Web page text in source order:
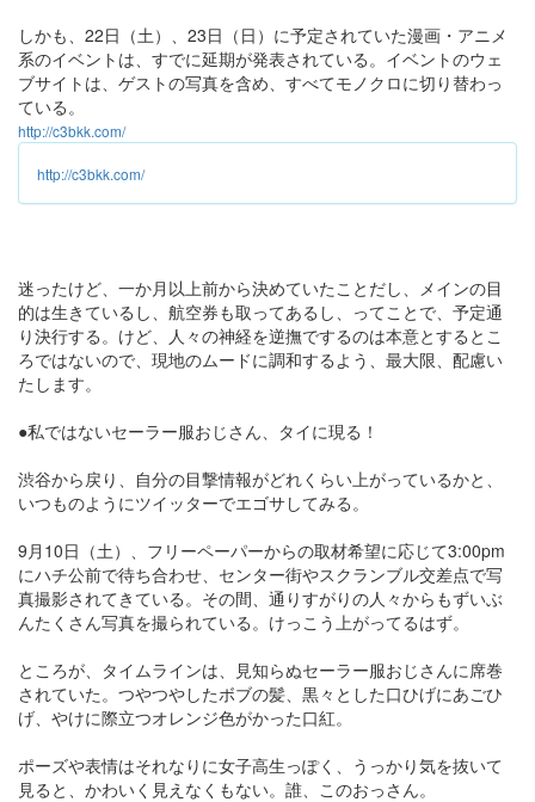
しかも、22日（土）、23日（日）に予定されていた漫画・アニメ
系のイベントは、すでに延期が発表されている。イベントのウェ
ブサイトは、ゲストの写真を含め、すべてモノクロに切り替わっ
ている。
http://c3bkk.com/
http://c3bkk.com/
迷ったけど、一か月以上前から決めていたことだし、メインの目
的は生きているし、航空券も取ってあるし、ってことで、予定通
り決行する。けど、人々の神経を逆撫でするのは本意とするとこ
ろではないので、現地のムードに調和するよう、最大限、配慮い
たします。
●私ではないセーラー服おじさん、タイに現る！
渋谷から戻り、自分の目撃情報がどれくらい上がっているかと、
いつものようにツイッターでエゴサしてみる。
9月10日（土）、フリーペーパーからの取材希望に応じて3:00pm
にハチ公前で待ち合わせ、センター街やスクランブル交差点で写
真撮影されてきている。その間、通りすがりの人々からもずいぶ
んたくさん写真を撮られている。けっこう上がってるはず。
ところが、タイムラインは、見知らぬセーラー服おじさんに席巻
されていた。つやつやしたボブの髪、黒々とした口ひげにあごひ
げ、やけに際立つオレンジ色がかった口紅。
ポーズや表情はそれなりに女子高生っぽく、うっかり気を抜いて
見ると、かわいく見えなくもない。誰、このおっさん。